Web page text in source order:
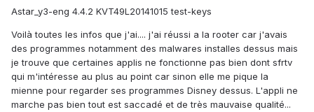
Astar_y3-eng 4.4.2 KVT49L20141015 test-keys
Voilà toutes les infos que j'ai.... j'ai réussi a la rooter car j'avais
des programmes notamment des malwares installes dessus mais
je trouve que certaines applis ne fonctionne pas bien dont sfrtv
qui m'intéresse au plus au point car sinon elle me pique la
mienne pour regarder ses programmes Disney dessus. L'appli ne
marche pas bien tout est saccadé et de très mauvaise qualité...